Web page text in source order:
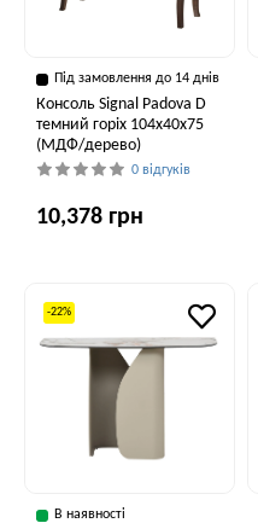
Під замовлення до 14 днів
Консоль Signal Padova D
темний горіх 104х40х75
(МДФ/дерево)
0 відгуків
10,378 грн
-22%
В наявності